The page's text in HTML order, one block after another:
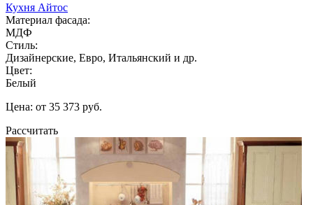
Кухня Айтос
Материал фасада:
МДФ
Стиль:
Дизайнерские, Евро, Итальянский и др.
Цвет:
Белый
Цена: от 35 373 руб.
Рассчитать